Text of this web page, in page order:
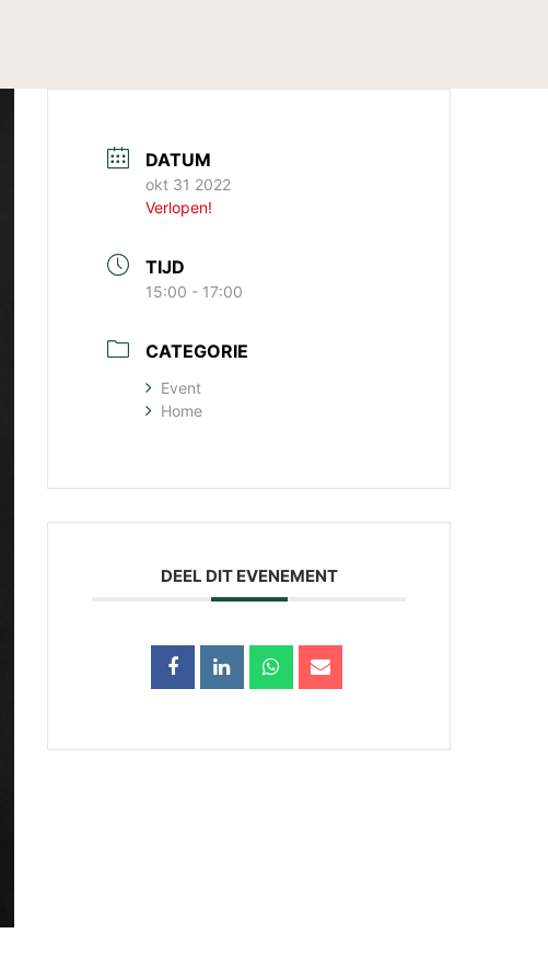
DATUM
okt 31 2022
Verlopen!
TIJD
15:00 - 17:00
CATEGORIE
Event
Home
DEEL DIT EVENEMENT